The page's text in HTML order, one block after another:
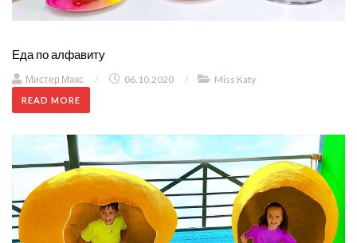
Еда по алфавиту
Мистер Макс / 06.10.2020 / Miss Katy
READ MORE